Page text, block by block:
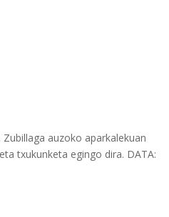
auzoko aparkalekuan
txukunketa egingo dira. DATA: